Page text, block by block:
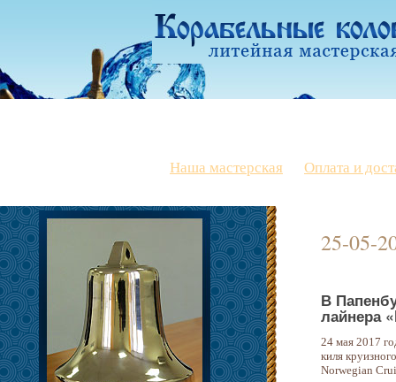
Наша мастерская Оплата и
25-05-
В
лайнера
24 мая 2017
киля
Norwegian